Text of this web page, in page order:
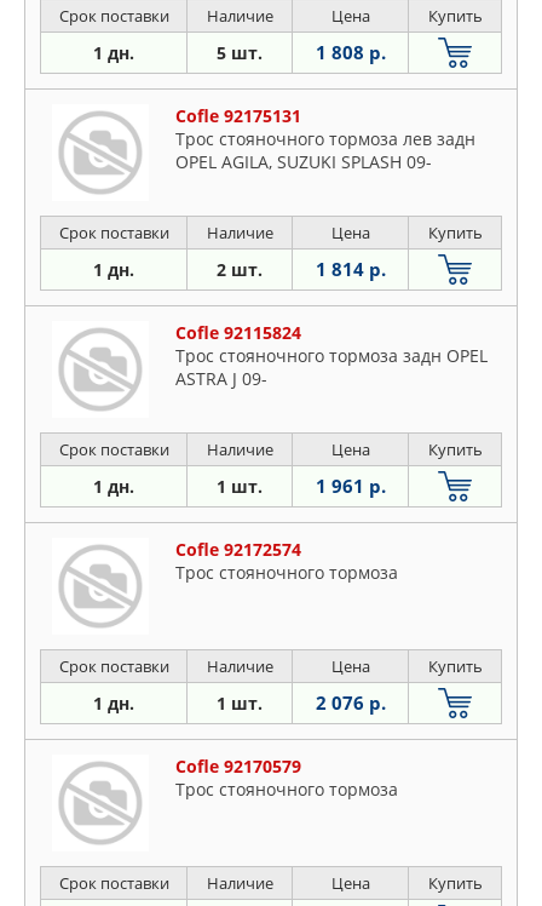
Срок поставки Наличие Цена Купить
1 дн. 5 шт. 1 808 р.
Cofle 92175131
Трос стояночного тормоза лев задн
OPEL AGILA, SUZUKI SPLASH 09-
Срок поставки Наличие Цена Купить
1 дн. 2 шт. 1 814 р.
Cofle 92115824
Трос стояночного тормоза задн OPEL
ASTRA J 09-
Срок поставки Наличие Цена Купить
1 дн. 1 шт. 1 961 р.
Cofle 92172574
Трос стояночного тормоза
Срок поставки Наличие Цена Купить
1 дн. 1 шт. 2 076 р.
Cofle 92170579
Трос стояночного тормоза
Срок поставки Наличие Цена Купить